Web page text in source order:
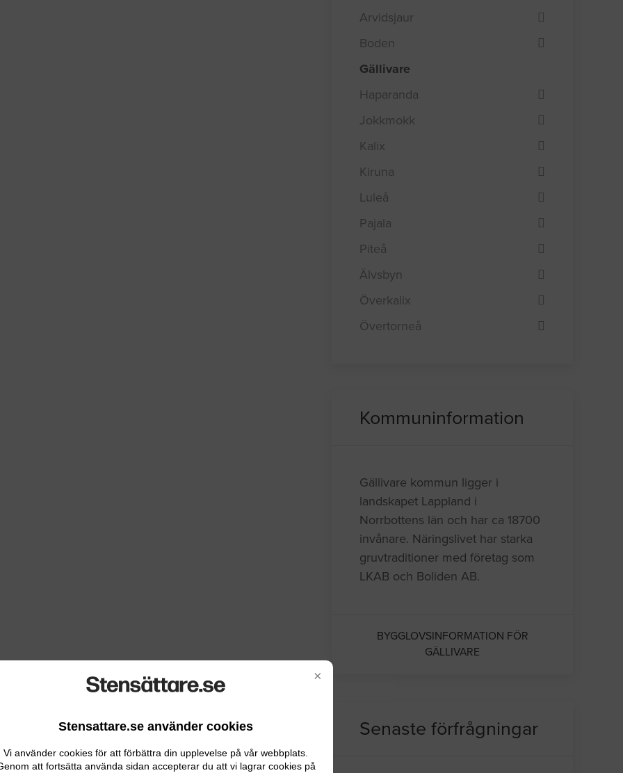
×
Stensattare.se använder cookies
Vi använder cookies för att förbättra din upplevelse på vår webbplats.
att fortsätta använda sidan accepterar du att vi lagrar cookies på
Arvidsjaur
Boden
Gällivare
Haparanda
Jokkmokk
Kalix
Kiruna
Luleå
Pajala
Piteå
Älvsbyn
Överkalix
Övertorneå
Kommuninformation
Gällivare kommun ligger i
landskapet Lappland i
Norrbottens län och har ca 18700
invånare. Näringslivet har starka
gruvtraditioner med företag som
LKAB och Boliden AB.
BYGGLOVSINFORMATION FÖR
GÄLLIVARE
Senaste förfrågningar